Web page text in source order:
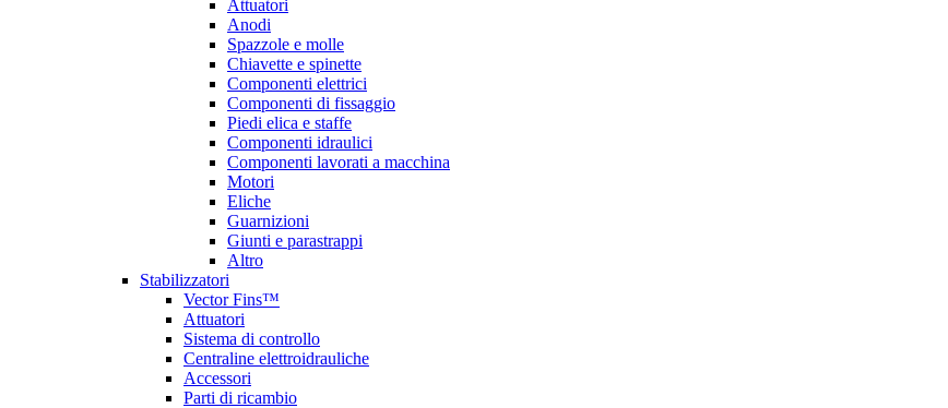
Attuatori
Anodi
Spazzole e molle
Chiavette e spinette
Componenti elettrici
Componenti di fissaggio
Piedi elica e staffe
Componenti idraulici
Componenti lavorati a macchina
Motori
Eliche
Guarnizioni
Giunti e parastrappi
Altro
Stabilizzatori
Vector Fins™
Attuatori
Sistema di controllo
Centraline elettroidrauliche
Accessori
Parti di ricambio